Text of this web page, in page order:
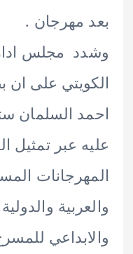
مهرجان .
مجلس ادارة
على ان بصمات
السلمان ستظل
عبر تمثيل الكويت
المسرحية
والدولية
للمسرح في